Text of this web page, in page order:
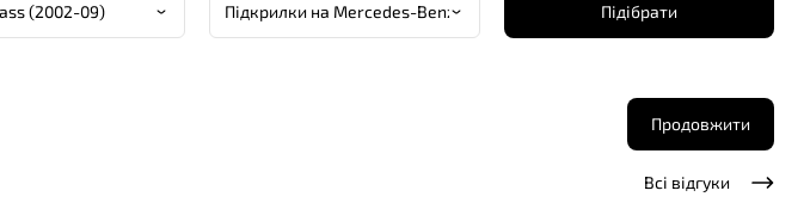
Підібрати
Продовжити
Всі відгуки